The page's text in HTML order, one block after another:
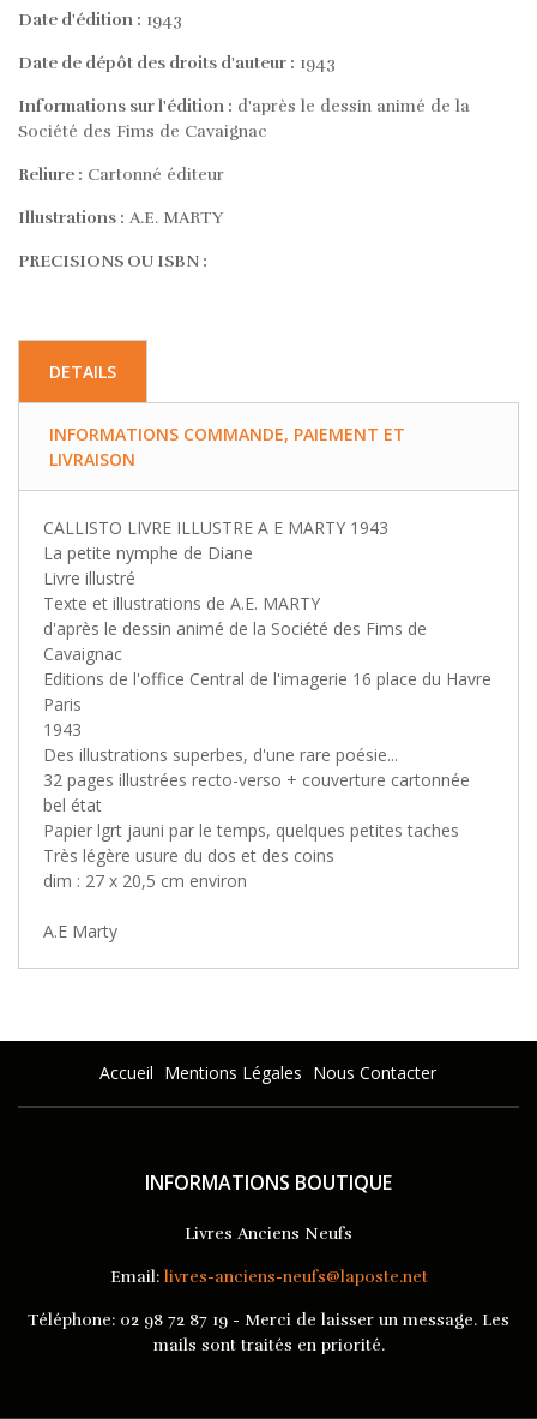
Date d'édition : 1943
Date de dépôt des droits d'auteur : 1943
Informations sur l'édition : d'après le dessin animé de la
Société des Fims de Cavaignac
Reliure : Cartonné éditeur
Illustrations : A.E. MARTY
PRECISIONS OU ISBN :
DETAILS
INFORMATIONS COMMANDE, PAIEMENT ET
LIVRAISON
CALLISTO LIVRE ILLUSTRE A E MARTY 1943
La petite nymphe de Diane
Livre illustré
Texte et illustrations de A.E. MARTY
d'après le dessin animé de la Société des Fims de
Cavaignac
Editions de l'office Central de l'imagerie 16 place du Havre
Paris
1943
Des illustrations superbes, d'une rare poésie...
32 pages illustrées recto-verso + couverture cartonnée
bel état
Papier lgrt jauni par le temps, quelques petites taches
Très légère usure du dos et des coins
dim : 27 x 20,5 cm environ
A.E Marty
Accueil Mentions Légales Nous Contacter
INFORMATIONS BOUTIQUE
Livres Anciens Neufs
Email: livres-anciens-neufs@laposte.net
Téléphone: 02 98 72 87 19 - Merci de laisser un message. Les
mails sont traités en priorité.